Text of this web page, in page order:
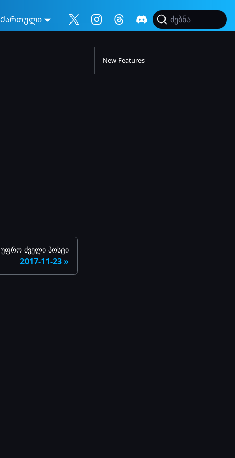
Ქართული ძებნა
უფრო ძველი პოსტი
2017-11-23
New Features